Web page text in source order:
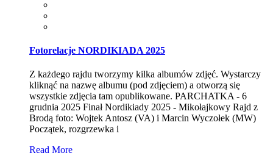
Fotorelacje NORDIKIADA 2025
Z każdego rajdu tworzymy kilka albumów zdjęć. Wystarczy
kliknąć na nazwę albumu (pod zdjęciem) a otworzą się
wszystkie zdjęcia tam opublikowane. PARCHATKA - 6
grudnia 2025 Finał Nordikiady 2025 - Mikołajkowy Rajd z
Brodą foto: Wojtek Antosz (VA) i Marcin Wyczołek (MW)
Początek, rozgrzewka i
Read More